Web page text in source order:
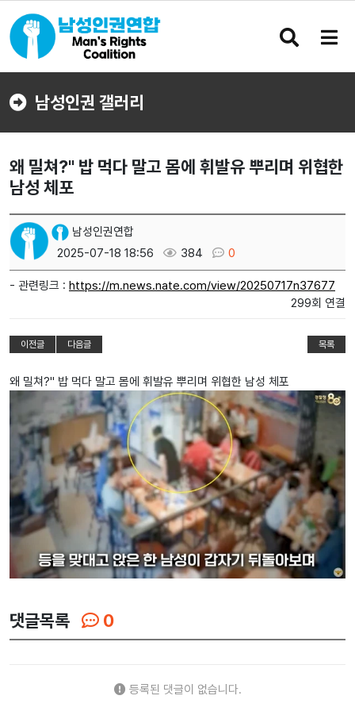
검
버
메
버
남성인권 갤러리
왜 밀쳐?" 밥 먹다 말고 몸에 휘발유 뿌리며 위협한
남성 체포
남성인권연합
2025-07-18 18:56
384 0
- 관련링크 : https://m.news.nate.com/view/20250717n37677
299회 연결
이전글 다음글 목록
왜 밀쳐?" 밥 먹다 말고 몸에 휘발유 뿌리며 위협한 남성 체포
댓글목록 0
등록된 댓글이 없습니다.